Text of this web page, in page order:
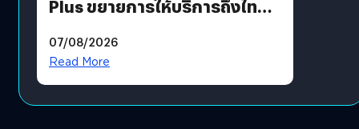
Plus ขยายการให้บริการถึงไทย
โดยตรง
07/08/2026
Read More